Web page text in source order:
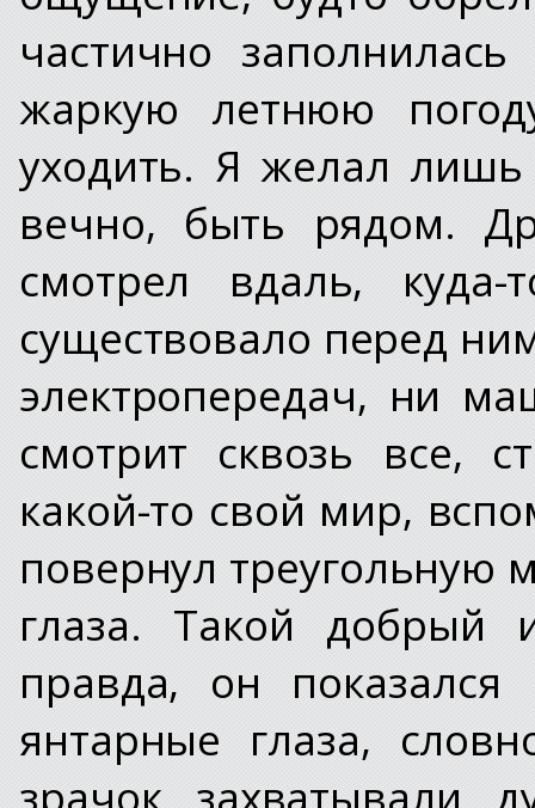
частично
жаркую летнюю
уходить. Я желал лишь
вечно, быть рядом.
смотрел вдаль,
существовало перед
электропередач, ни
смотрит сквозь все,
какой-то свой мир,
повернул треугольную
глаза. Такой добрый
правда, он
янтарные глаза,
зрачок захватывали